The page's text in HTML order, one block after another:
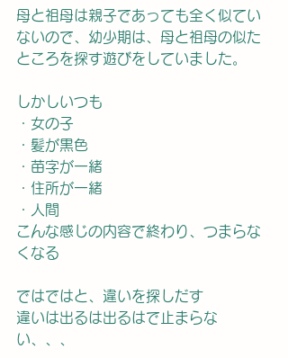
母と祖母は親子であっても全く似てい
ないので、幼少期は、母と祖母の似た
ところを探す遊びをしていました。
しかしいつも
・女の子
・髪が黒色
・苗字が一緒
・住所が一緒
・人間
こんな感じの内容で終わり、つまらな
くなる
ではではと、違いを探しだす
違いは出るは出るはで止まらな
い、、、